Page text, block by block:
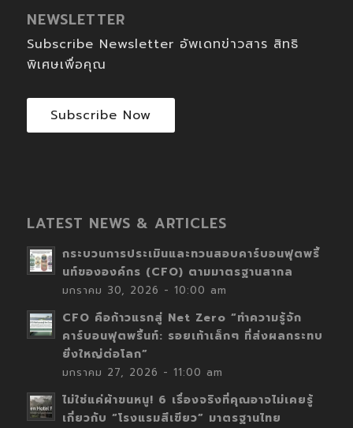
NEWSLETTER
Subscribe Newsletter อัพเดทข่าวสาร สิทธิ
พิเศษเพื่อคุณ
Subscribe Now
LATEST NEWS & ARTICLES
กระบวนการประเมินและทวนสอบคาร์บอนฟุตพริ้
นท์ขององค์กร (CFO) ตามมาตรฐานสากล
มกราคม 30, 2026 - 10:00 am
CFO คือก้าวแรกสู่ Net Zero “ทำความรู้จัก
คาร์บอนฟุตพริ้นท์: รอยเท้าเล็กๆ ที่ส่งผลกระทบ
ยิ่งใหญ่ต่อโลก”
มกราคม 27, 2026 - 11:00 am
ไม่ใช่แค่ผ้าขนหนู! 6 เรื่องจริงที่คุณอาจไม่เคยรู้
เกี่ยวกับ “โรงแรมสีเขียว” มาตรฐานไทย